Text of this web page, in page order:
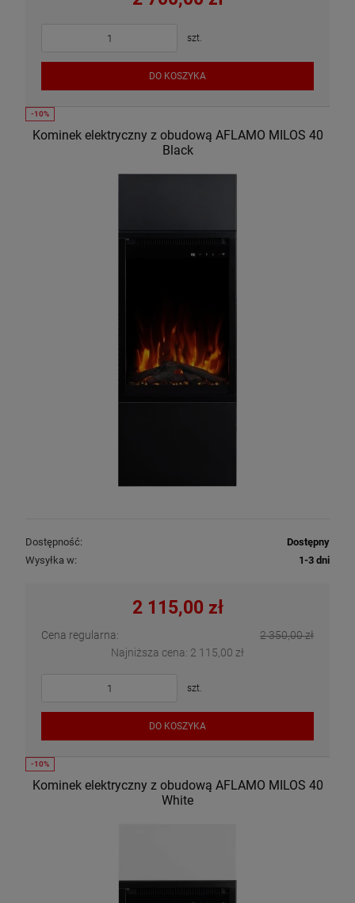
szt.
DO KOSZYKA
Kominek elektryczny z obudową AFLAMO MILOS 40
Black
Dostępność:
Dostępny
Wysyłka w:
1-3 dni
2 115,00 zł
Cena regularna:
2 350,00 zł
Najniższa cena: 2 115,00 zł
szt.
DO KOSZYKA
Kominek elektryczny z obudową AFLAMO MILOS 40
White